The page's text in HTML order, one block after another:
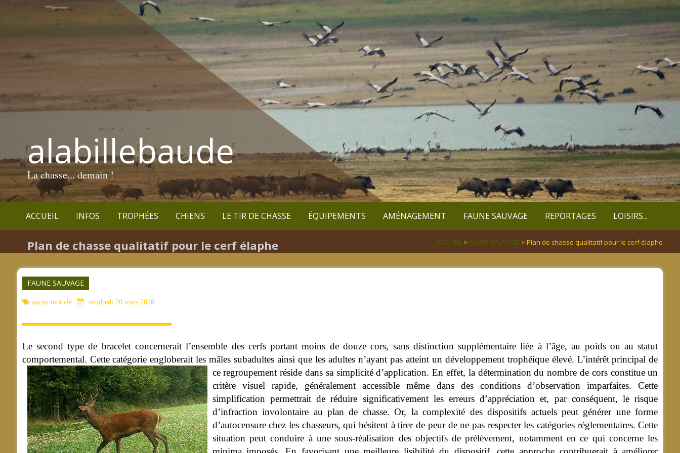
alabillebaude
La chasse... demain !
ACCUEIL INFOS TROPHÉES CHIENS LE TIR DE CHASSE ÉQUIPEMENTS AMÉNAGEMENT FAUNE SAUVAGE REPORTAGES LOISIRS...
Plan de chasse qualitatif pour le cerf élaphe ACCUEIL > FAUNE SAUVAGE > Plan de chasse qualitatif pour le cerf élaphe
FAUNE SAUVAGE
aucun mot clé vendredi 20 mars 2026
Le second type de bracelet concernerait l’ensemble des cerfs portant moins de douze cors, sans distinction supplémentaire liée à l’âge, au poids ou au statut
comportemental. Cette catégorie engloberait les mâles subadultes ainsi que les adultes n’ayant pas atteint un développement trophéique élevé. L’intérêt principal de
ce regroupement réside dans sa simplicité d’application. En effet, la détermination du nombre de cors constitue un
critère visuel rapide, généralement accessible même dans des conditions d’observation imparfaites. Cette
simplification permettrait de réduire significativement les erreurs d’appréciation et, par conséquent, le risque
d’infraction involontaire au plan de chasse. Or, la complexité des dispositifs actuels peut générer une forme
d’autocensure chez les chasseurs, qui hésitent à tirer de peur de ne pas respecter les catégories réglementaires. Cette
situation peut conduire à une sous-réalisation des objectifs de prélèvement, notamment en ce qui concerne les